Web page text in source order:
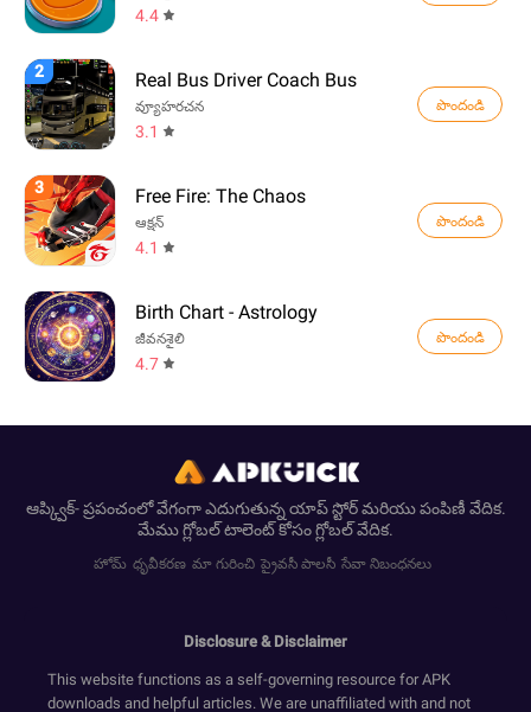
4.4
2 Real Bus Driver Coach Bus
వ్యూహరచన
3.1
పొందండి
3 Free Fire: The Chaos
ఆక్షన్
4.1
పొందండి
Birth Chart - Astrology
జీవనశైలి
4.7
పొందండి
ఆప్క్విక్- ప్రపంచంలో వేగంగా ఎదుగుతున్న యాప్ స్టోర్ మరియు పంపిణీ వేదిక.
మేము గ్లోబల్ టాలెంట్ కోసం గ్లోబల్ వేదిక.
హోమ్ ధృవీకరణ మా గురించి ప్రైవసీ పాలసీ సేవా నిబంధనలు
Disclosure & Disclaimer
This website functions as a self-governing resource for APK
downloads and helpful articles. We are unaffiliated with and not